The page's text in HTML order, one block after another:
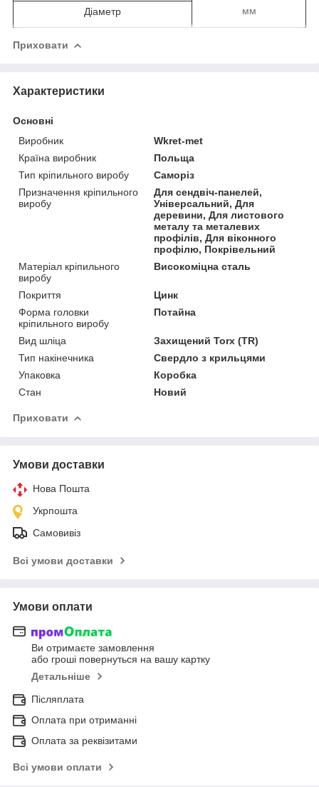
мм
Діаметр
Приховати
Характеристики
Основні
Виробник
Wkret-met
Країна виробник
Польща
Тип кріпильного виробу
Саморіз
Призначення кріпильного
виробу
Для сендвіч-панелей,
Універсальний, Для
деревини, Для листового
металу та металевих
профілів, Для віконного
профілю, Покрівельний
Матеріал кріпильного
виробу
Високоміцна сталь
Покриття
Цинк
Форма головки
кріпильного виробу
Потайна
Вид шліца
Захищений Torx (TR)
Тип накінечника
Свердло з крильцями
Упаковка
Коробка
Стан
Новий
Приховати
Умови доставки
Нова Пошта
Укрпошта
Самовивіз
Всі умови доставки
Умови оплати
Ви отримаєте замовлення
або гроші повернуться на вашу картку
Детальніше
Післяплата
Оплата при отриманні
Оплата за реквізитами
Всі умови оплати